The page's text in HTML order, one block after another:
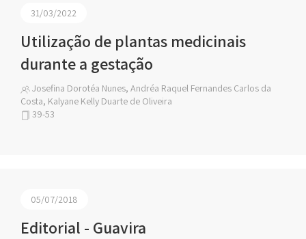
31/03/2022
Utilização de plantas medicinais
durante a gestação
Josefina Dorotéa Nunes, Andréa Raquel Fernandes Carlos da
Costa, Kalyane Kelly Duarte de Oliveira
39-53
05/07/2018
Editorial - Guavira